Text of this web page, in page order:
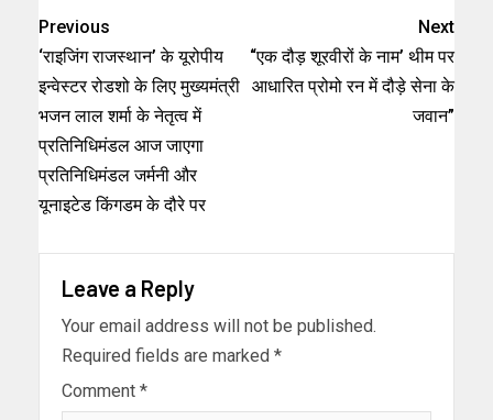
Previous
‘राइजिंग राजस्थान’ के यूरोपीय
इन्वेस्टर रोडशो के लिए मुख्यमंत्री
भजन लाल शर्मा के नेतृत्व में
प्रतिनिधिमंडल आज जाएगा
प्रतिनिधिमंडल जर्मनी और
यूनाइटेड किंगडम के दौरे पर
Next
“एक दौड़ शूरवीरों के नाम’ थीम पर
आधारित प्रोमो रन में दौड़े सेना के
जवान”
Leave a Reply
Your email address will not be published.
Required fields are marked *
Comment *